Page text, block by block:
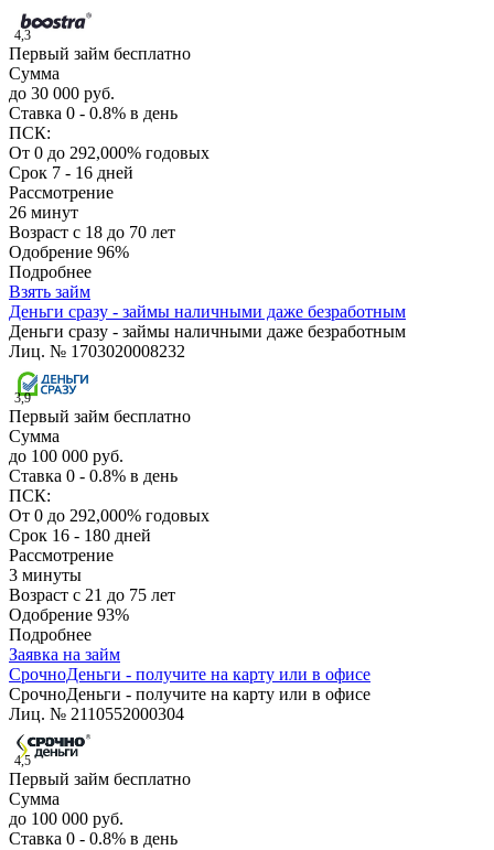
4,3
Первый займ бесплатно
Сумма
до 30 000 руб.
Ставка 0 - 0.8% в день
ПСК:
От 0 до 292,000% годовых
Срок 7 - 16 дней
Рассмотрение
26 минут
Возраст с 18 до 70 лет
Одобрение 96%
Подробнее
Взять займ
Деньги сразу - займы наличными даже безработным
Деньги сразу - займы наличными даже безработным
Лиц. № 1703020008232
3,9
Первый займ бесплатно
Сумма
до 100 000 руб.
Ставка 0 - 0.8% в день
ПСК:
От 0 до 292,000% годовых
Срок 16 - 180 дней
Рассмотрение
3 минуты
Возраст с 21 до 75 лет
Одобрение 93%
Подробнее
Заявка на займ
СрочноДеньги - получите на карту или в офисе
СрочноДеньги - получите на карту или в офисе
Лиц. № 2110552000304
4,5
Первый займ бесплатно
Сумма
до 100 000 руб.
Ставка 0 - 0.8% в день